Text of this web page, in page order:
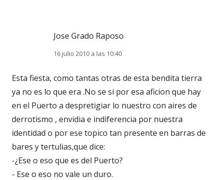
Jose Grado Raposo
16 julio 2010 a las 10:40
Esta fiesta, como tantas otras de esta bendita tierra
ya no es lo que era .No se si por esa aficion que hay
en el Puerto a despretigiar lo nuestro con aires de
derrotismo , envidia e indiferencia por nuestra
identidad o por ese topico tan presente en barras de
bares y tertulias,que dice:
-¿Ese o eso que es del Puerto?
- Ese o eso no vale un duro.